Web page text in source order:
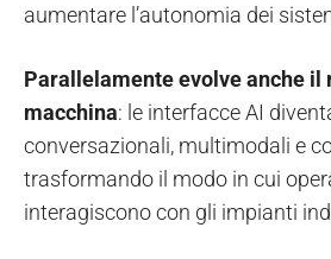
aumentare l’autonomia dei
Parallelamente evolve anche il
macchina: le interfacce AI
conversazionali, multimodali e
trasformando il modo in cui
interagiscono con gli impianti